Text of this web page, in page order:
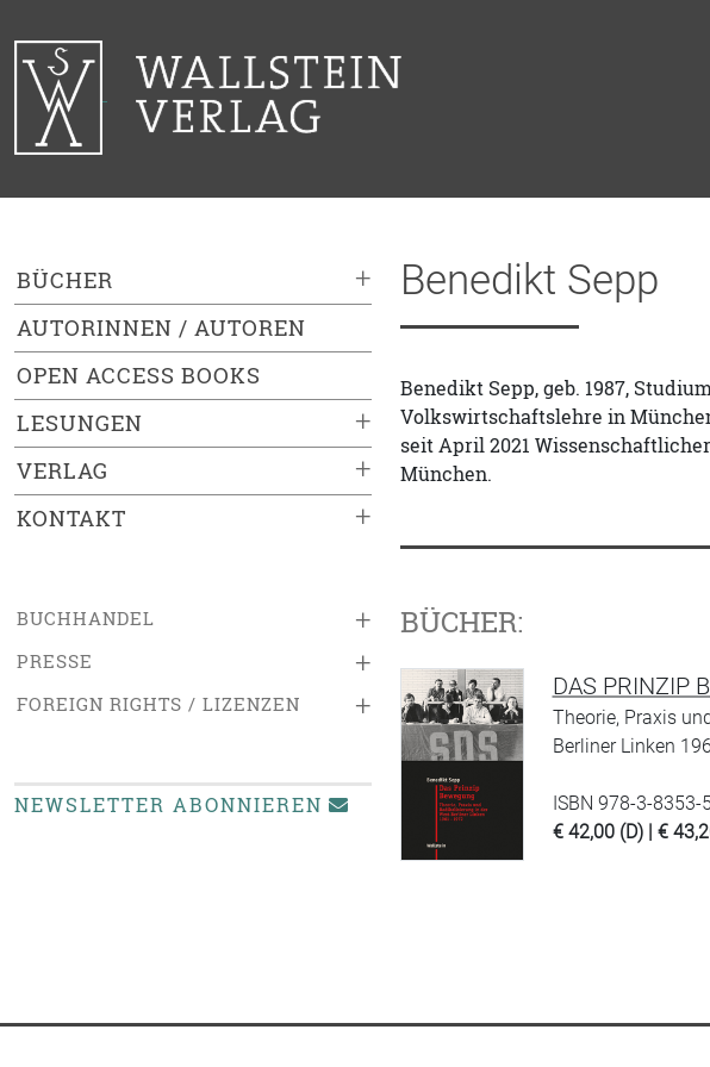
+
BÜCHER
AUTORINNEN / AUTOREN
OPEN ACCESS BOOKS
+
LESUNGEN
+
VERLAG
+
KONTAKT
+
BUCHHANDEL
+
PRESSE
+
FOREIGN RIGHTS / LIZENZEN
NEWSLETTER ABONNIEREN
Benedikt Sepp
Benedikt Sepp, geb. 1987,
Volkswirtschaftslehre in
seit April 2021
München.
BÜCHER:
DAS PRINZIP
Theorie, Praxis
Berliner Linken
ISBN 978-3-8353-
€ 42,00 (D) | €